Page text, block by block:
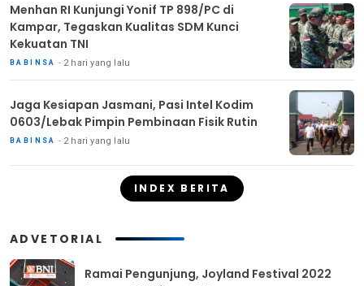
Menhan RI Kunjungi Yonif TP 898/PC di
Kampar, Tegaskan Kualitas SDM Kunci
Kekuatan TNI
BABINSA 2 hari yang lalu
Jaga Kesiapan Jasmani, Pasi Intel Kodim
0603/Lebak Pimpin Pembinaan Fisik Rutin
BABINSA 2 hari yang lalu
INDEX BERITA
ADVETORIAL
Ramai Pengunjung, Joyland Festival 2022